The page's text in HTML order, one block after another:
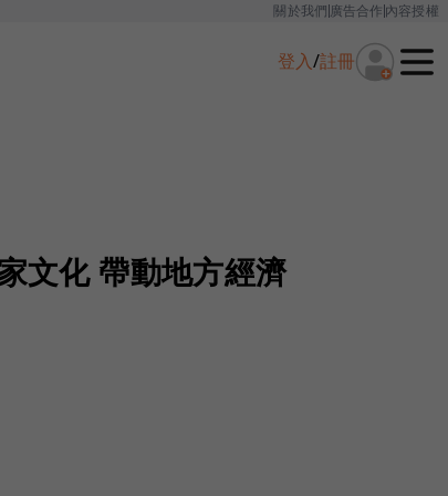
關於我們廣告合作內容授權
登入/註冊
文化 帶動地方經濟